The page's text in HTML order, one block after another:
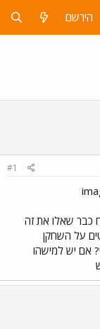
הירשם
#1
כבר שאלו את זה
על השחקן
אם יש למישהו